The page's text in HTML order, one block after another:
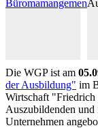
Die WGP ist am
der Ausbildung" im
Wirtschaft "Friedrich
Auszubildenden
Unternehmen